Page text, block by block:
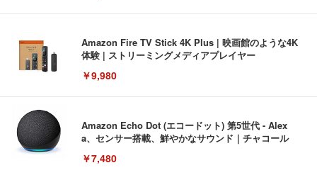
Amazon Fire TV Stick 4K Plus | 映画館のような4K
体験 | ストリーミングメディアプレイヤー
￥9,980
Amazon Echo Dot (エコードット) 第5世代 - Alex
a、センサー搭載、鮮やかなサウンド｜チャコール
￥7,480